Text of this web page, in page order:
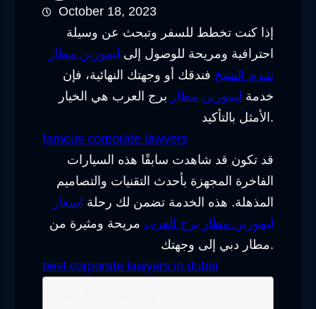
October 18, 2023
إذا كنت تخطط للسفر وتبحث عن وسيلة
احترافية ومريحة للوصول إلى ليموزين مطار
شرم الشيخ فندقك أو وجهتك النهائية، فإن
خدمة ليموزين مطار برج العرب هي الخيار
الأمثل بالتأكيد.
famous corporate lawyers
قد تكون قد شاهدت سابقًا هذه السيارات
الفاخرة المجهزة بأحدث التقنيات والتصاميم
المذهلة. هذه الخدمة تضمن لك رحلة اسعار
ليموزين مطار برج العرب مريحة ومثيرة من
مطار دبي إلى وجهتك.
best corporate lawyers in dubai